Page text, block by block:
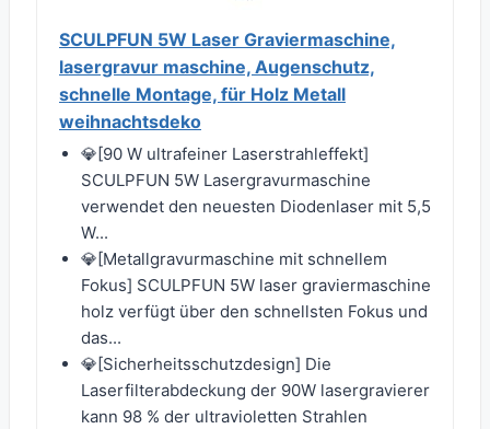
SCULPFUN 5W Laser Graviermaschine,
lasergravur maschine, Augenschutz,
schnelle Montage, für Holz Metall
weihnachtsdeko
💎[90 W ultrafeiner Laserstrahleffekt]
SCULPFUN 5W Lasergravurmaschine
verwendet den neuesten Diodenlaser mit 5,5
W...
💎[Metallgravurmaschine mit schnellem
Fokus] SCULPFUN 5W laser graviermaschine
holz verfügt über den schnellsten Fokus und
das...
💎[Sicherheitsschutzdesign] Die
Laserfilterabdeckung der 90W lasergravierer
kann 98 % der ultravioletten Strahlen